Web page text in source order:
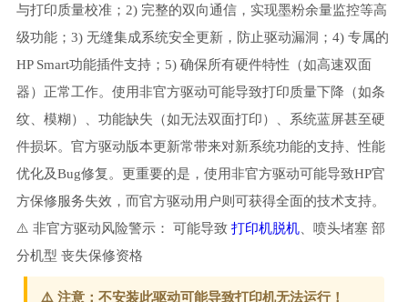
与打印质量校准；2) 完整的双向通信，实现墨粉余量监控等高
级功能；3) 无缝集成系统安全更新，防止驱动漏洞；4) 专属的
HP Smart功能插件支持；5) 确保所有硬件特性（如高速双面
器）正常工作。使用非官方驱动可能导致打印质量下降（如条
纹、模糊）、功能缺失（如无法双面打印）、系统蓝屏甚至硬
件损坏。官方驱动版本更新常带来对新系统功能的支持、性能
优化及Bug修复。更重要的是，使用非官方驱动可能导致HP官
方保修服务失效，而官方驱动用户则可获得全面的技术支持。
⚠️ 非官方驱动风险警示： 可能导致 打印机脱机、喷头堵塞 部
分机型 丧失保修资格